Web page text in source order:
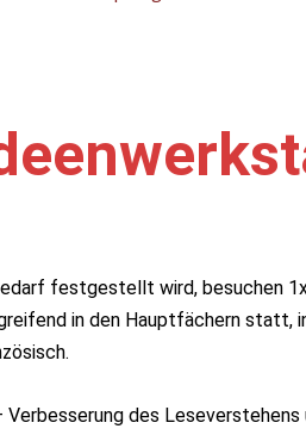
festgestellt wird, besuchen
in den Hauptfächern statt,
des Leseverstehens